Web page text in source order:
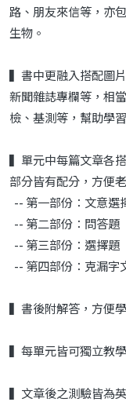
路、朋友來信等，亦
生物。
▍書中更融入搭配圖
新聞雜誌專欄等，相
檢、基測等，幫助學
▍單元中每篇文章各
部分皆有配分，方便
-- 第一部份：文意選
-- 第二部份：問答題
-- 第三部份：選擇題
-- 第四部份：克漏字
▍書後附解答，方便
▍每單元皆可獨立教
▍文章後之測驗皆為